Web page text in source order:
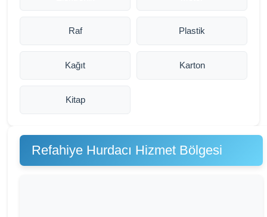
Raf Plastik
Kağıt Karton
Kitap
Refahiye Hurdacı Hizmet Bölgesi